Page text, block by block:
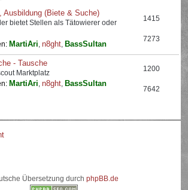
Ausbildung (Biete & Suche)
bietet Stellen als Tätowierer oder
MartiAri,n8ght, BassSultan
1415
7273
- Tausche
Marktplatz
MartiAri,n8ght, BassSultan
1200
7642
Übersetzung durch phpBB.de